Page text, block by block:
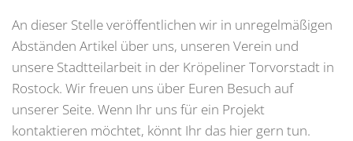
An dieser Stelle veröffentlichen wir in unregelmäßigen
Abständen Artikel über uns, unseren Verein und
unsere Stadtteilarbeit in der Kröpeliner Torvorstadt in
Rostock. Wir freuen uns über Euren Besuch auf
unserer Seite. Wenn Ihr uns für ein Projekt
kontaktieren möchtet, könnt Ihr das hier gern tun.